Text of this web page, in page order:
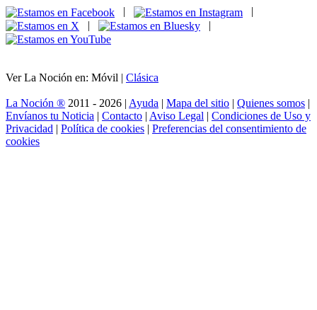
|
|
Ver La Noción en: Móvil | Clásica
La Noción ® 2011 - 2026 | Ayuda | Mapa del sitio | Quienes somos |
Envíanos tu Noticia | Contacto | Aviso Legal | Condiciones de Uso y
Privacidad | Política de cookies | Preferencias del consentimiento de
cookies